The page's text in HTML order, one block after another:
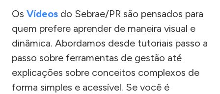
Os Vídeos do Sebrae/PR são pensados para
quem prefere aprender de maneira visual e
dinâmica. Abordamos desde tutoriais passo a
passo sobre ferramentas de gestão até
explicações sobre conceitos complexos de
forma simples e acessível. Se você é